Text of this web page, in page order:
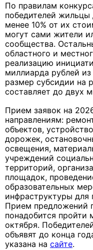
По правилам
победителей жильцы
менее 10% от их
могут сами жители
сообщества.
областного и
реализацию
миллиарда рублей
размер субсидии на
составляет до двух
Прием заявок на
направлениям:
объектов,
дорожек,
освещения,
учреждений
территорий,
площадок,
образовательных
инфраструктуры для
Прием предложений
понадобится пройти
октября.
объявят до конца
указана на сайте.